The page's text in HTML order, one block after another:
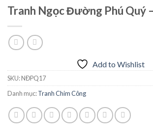
Tranh Ngọc Đường Phú Quý
Add to Wishlist
SKU:NĐPQ17
Danh mục:Tranh Chim Công